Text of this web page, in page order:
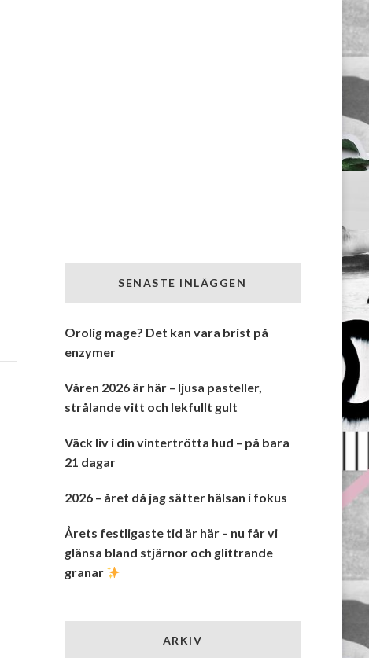
SENASTE INLÄGGEN
Orolig mage? Det kan vara brist på
enzymer
Våren 2026 är här – ljusa pasteller,
strålande vitt och lekfullt gult
Väck liv i din vintertrötta hud – på bara
21 dagar
2026 – året då jag sätter hälsan i fokus
Årets festligaste tid är här – nu får vi
glänsa bland stjärnor och glittrande
granar
ARKIV